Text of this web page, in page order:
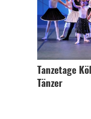
Tanzetage
Tänzer